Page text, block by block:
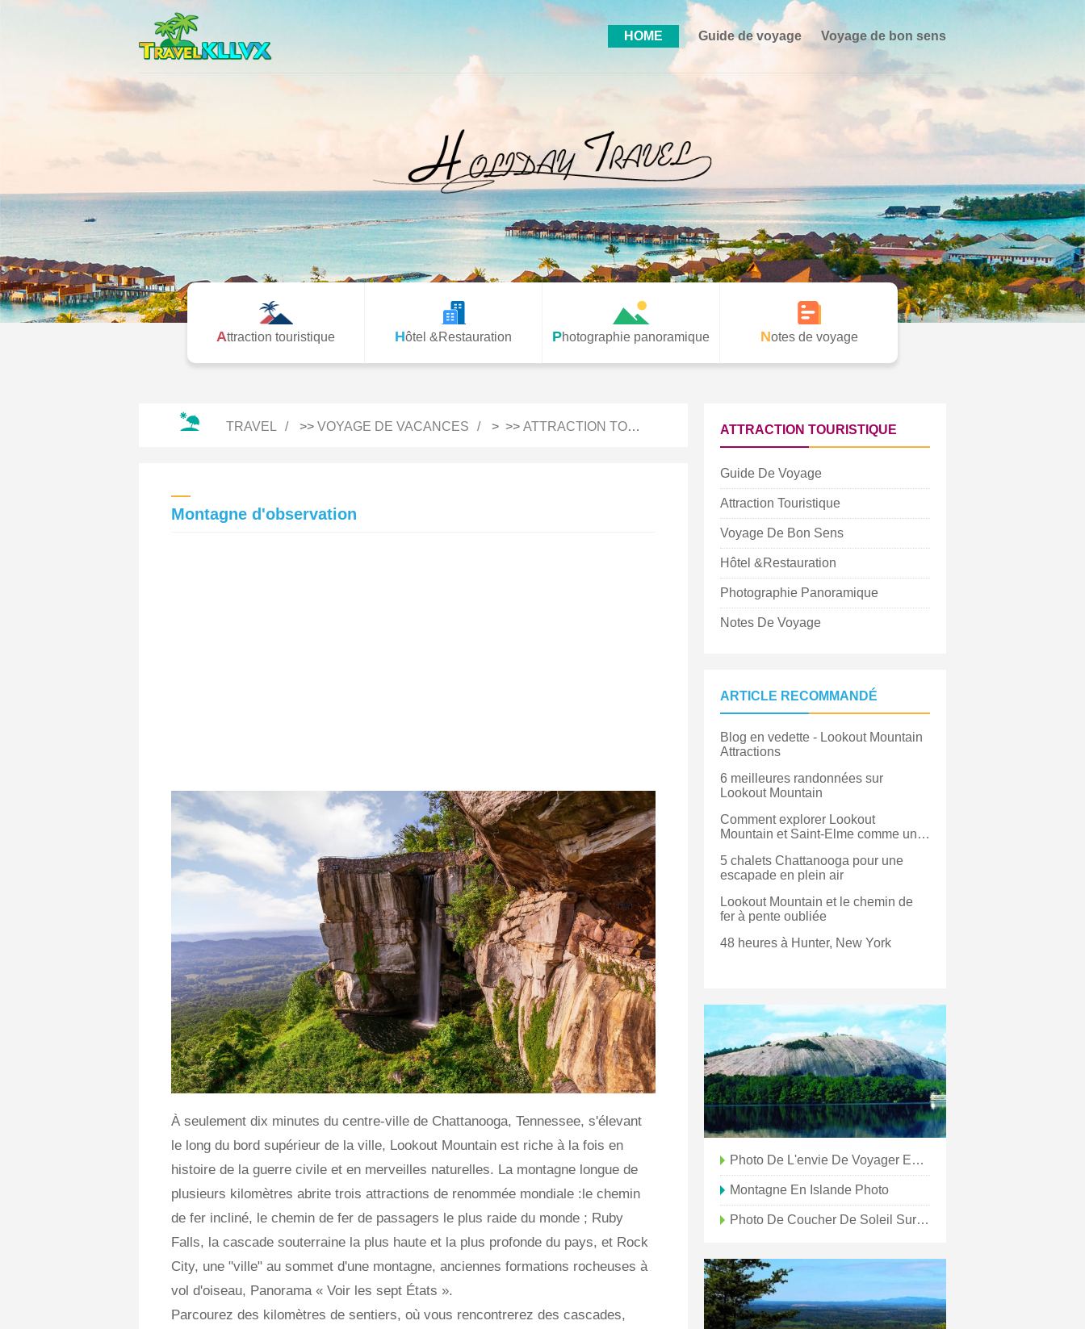
HOME Guide de voyage Voyage de bon sens
Attraction touristique Hôtel &Restauration Photographie panoramique Notes de voyage
TRAVEL >> VOYAGE DE VACANCES > >> ATTRACTION TOURISTIQUE
Montagne d'observation
À seulement dix minutes du centre-ville de Chattanooga, Tennessee, s'élevant
le long du bord supérieur de la ville, Lookout Mountain est riche à la fois en
histoire de la guerre civile et en merveilles naturelles. La montagne longue de
plusieurs kilomètres abrite trois attractions de renommée mondiale :le chemin
de fer incliné, le chemin de fer de passagers le plus raide du monde ; Ruby
Falls, la cascade souterraine la plus haute et la plus profonde du pays, et Rock
City, une "ville" au sommet d'une montagne, anciennes formations rocheuses à
vol d'oiseau, Panorama « Voir les sept États ».
Parcourez des kilomètres de sentiers, où vous rencontrerez des cascades,
ATTRACTION TOURISTIQUE
Guide De Voyage
Attraction Touristique
Voyage De Bon Sens
Hôtel &Restauration
Photographie Panoramique
Notes De Voyage
ARTICLE RECOMMANDÉ
Blog en vedette - Lookout Mountain
Attractions
6 meilleures randonnées sur
Lookout Mountain
Comment explorer Lookout
Mountain et Saint-Elme comme un
5 chalets Chattanooga pour une
escapade en plein air
Lookout Mountain et le chemin de
fer à pente oubliée
48 heures à Hunter, New York
Photo De L'envie De Voyager En Montagne
Montagne En Islande Photo
Photo De Coucher De Soleil Sur La Montagne